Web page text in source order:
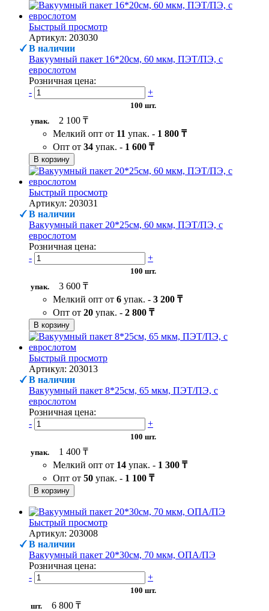
Быстрый просмотр
Артикул: 203030
В наличии
Вакуумный пакет 16*20см, 60 мкм, ПЭТ/ПЭ, с
еврослотом
Розничная цена:
-
+
100 шт.
упак.
2 100 ₸
Мелкий опт от 11 упак. - 1 800 ₸
Опт от 34 упак. - 1 600 ₸
В корзину
Быстрый просмотр
Артикул: 203031
В наличии
Вакуумный пакет 20*25см, 60 мкм, ПЭТ/ПЭ, с
еврослотом
Розничная цена:
-
+
100 шт.
упак.
3 600 ₸
Мелкий опт от 6 упак. - 3 200 ₸
Опт от 20 упак. - 2 800 ₸
В корзину
Быстрый просмотр
Артикул: 203013
В наличии
Вакуумный пакет 8*25см, 65 мкм, ПЭТ/ПЭ, с
еврослотом
Розничная цена:
-
+
100 шт.
упак.
1 400 ₸
Мелкий опт от 14 упак. - 1 300 ₸
Опт от 50 упак. - 1 100 ₸
В корзину
Быстрый просмотр
Артикул: 203008
В наличии
Вакуумный пакет 20*30см, 70 мкм, ОПА/ПЭ
Розничная цена:
-
+
100 шт.
шт.
6 800 ₸